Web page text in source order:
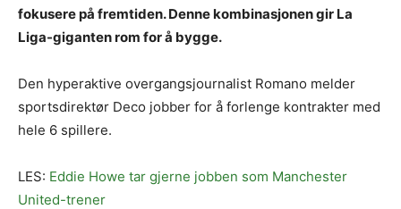
fokusere på fremtiden. Denne kombinasjonen gir La
Liga-giganten rom for å bygge.
Den hyperaktive overgangsjournalist Romano melder
sportsdirektør Deco jobber for å forlenge kontrakter med
hele 6 spillere.
LES: Eddie Howe tar gjerne jobben som Manchester
United-trener